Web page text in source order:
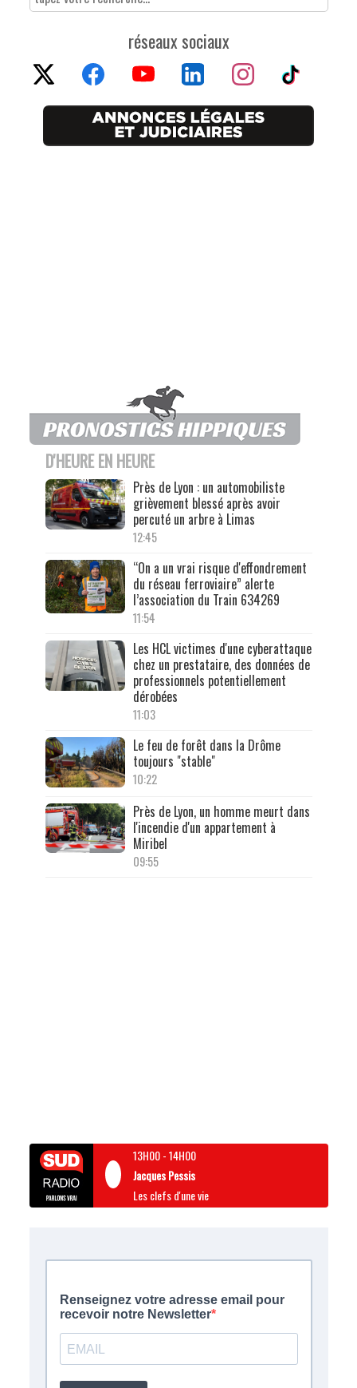
réseaux sociaux
D'HEURE EN HEURE
Près de Lyon : un automobiliste
grièvement blessé après avoir
percuté un arbre à Limas
12:45
“On a un vrai risque d'effondrement
du réseau ferroviaire” alerte
l’association du Train 634269
11:54
Les HCL victimes d'une cyberattaque
chez un prestataire, des données de
professionnels potentiellement
dérobées
11:03
Le feu de forêt dans la Drôme
toujours "stable"
10:22
Près de Lyon, un homme meurt dans
l'incendie d'un appartement à
Miribel
09:55
13H00-14H00
Jacques Pessis
Les clefs d'une vie